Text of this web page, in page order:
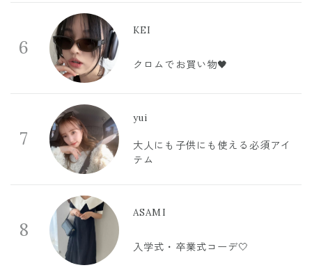
6
KEI
クロムでお買い物🖤
7
yui
大人にも子供にも使える必須アイ
テム
8
ASAMI
入学式・卒業式コーデ🤍